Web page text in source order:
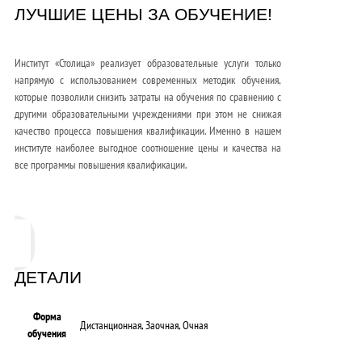
ЛУЧШИЕ ЦЕНЫ ЗА ОБУЧЕНИЕ!
Институт «Столица» реализует образовательные услуги только
напрямую с использованием современных методик обучения,
которые позволили снизить затраты на обучения по сравнению с
другими образовательными учреждениями при этом не снижая
качество процесса повышения квалификации. Именно в нашем
институте наиболее выгодное соотношение цены и качества на
все программы повышения квалификации.
ДЕТАЛИ
Форма
обучения
Дистанционная, Заочная, Очная